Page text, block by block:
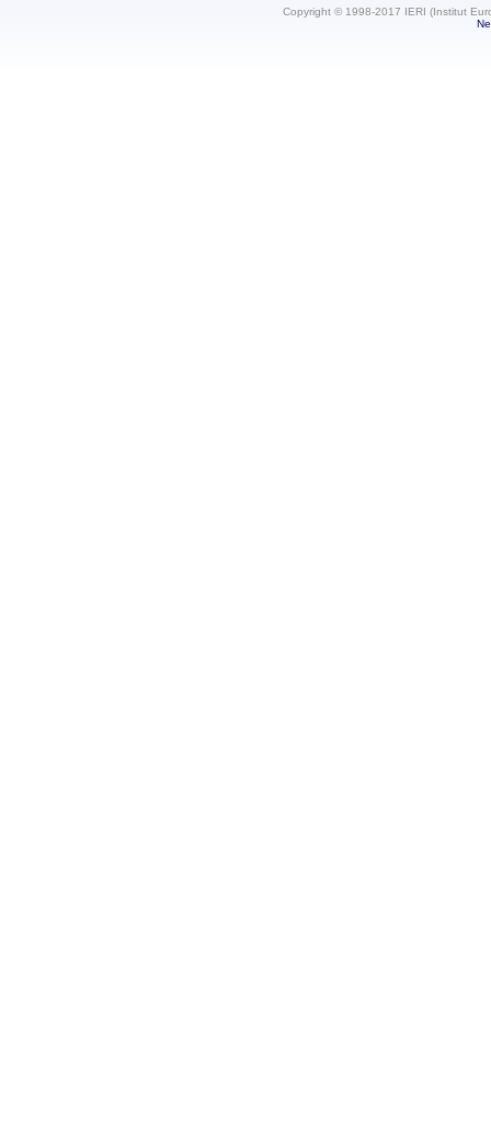
Copyright © 1998-2017 IERI (Institut